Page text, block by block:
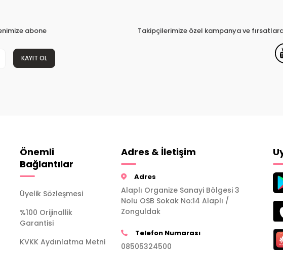
abone
KAYIT OL
Takipçilerimize özel kampanya ve
Önemli
Bağlantılar
Üyelik Sözleşmesi
%100 Orijinallik
Garantisi
KVKK Aydınlatma Metni
Adres & İletişim
Adres
Alaplı Organize Sanayi Bölgesi 3
Nolu OSB Sokak No:14 Alaplı /
Zonguldak
Telefon Numarası
08505324500